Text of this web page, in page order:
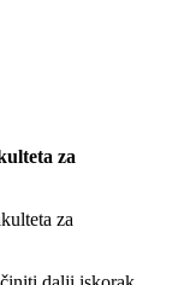
za
za